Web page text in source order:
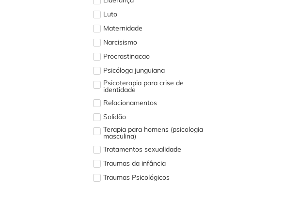
Luto
Maternidade
Narcisismo
Procrastinacao
Psicóloga junguiana
Psicoterapia para crise de
identidade
Relacionamentos
Solidão
Terapia para homens (psicologia
masculina)
Tratamentos sexualidade
Traumas da infância
Traumas Psicológicos